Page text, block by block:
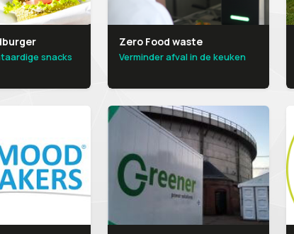
snacks
Zero Food waste
Verminder afval in de keuken